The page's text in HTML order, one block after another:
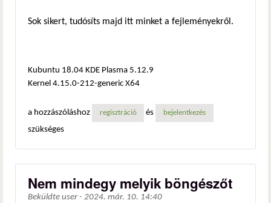
Sok sikert, tudósíts majd itt minket a fejleményekről.
Kubuntu 18.04 KDE Plasma 5.12.9
Kernel 4.15.0-212-generic X64
a hozzászóláshoz regisztráció és bejelentkezés
szükséges
Nem mindegy melyik böngészőt
Beküldte user- 2024. már. 10. 14:40